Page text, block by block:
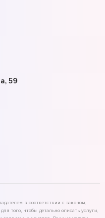
59
в соответствии с законом,
того, чтобы детально описать услуги,